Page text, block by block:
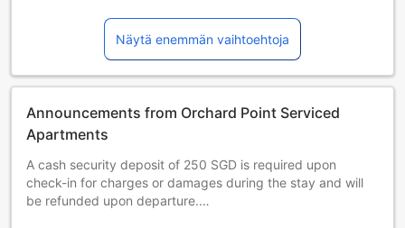
Näytä enemmän vaihtoehtoja
Announcements from Orchard Point Serviced
Apartments
A cash security deposit of 250 SGD is required upon
check-in for charges or damages during the stay and will
be refunded upon departure.